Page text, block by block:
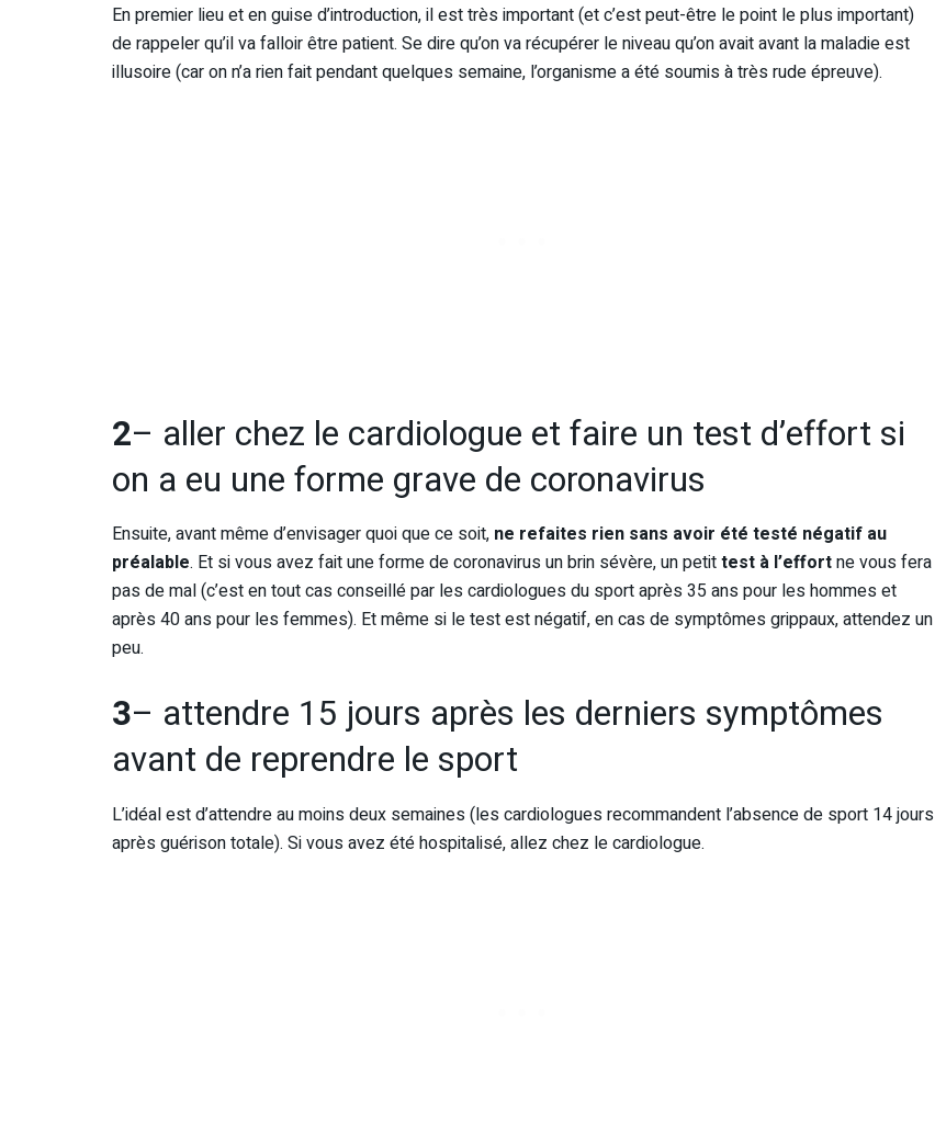
En premier lieu et en guise d’introduction, il est très important (et c’est peut-être le point le plus important)
de rappeler qu’il va falloir être patient. Se dire qu’on va récupérer le niveau qu’on avait avant la maladie est
illusoire (car on n’a rien fait pendant quelques semaine, l’organisme a été soumis à très rude épreuve).
2– aller chez le cardiologue et faire un test d’effort si
on a eu une forme grave de coronavirus
Ensuite, avant même d’envisager quoi que ce soit, ne refaites rien sans avoir été testé négatif au
préalable. Et si vous avez fait une forme de coronavirus un brin sévère, un petittest à l’effortne vous fera
pas de mal (c’est en tout cas conseillé par les cardiologues du sport après 35 ans pour les hommes et
après 40 ans pour les femmes). Et même si le test est négatif, en cas de symptômes grippaux, attendez un
peu.
3– attendre 15 jours après les derniers symptômes
avant de reprendre le sport
L’idéal est d’attendre au moins deux semaines (les cardiologues recommandent l’absence de sport 14 jours
après guérison totale). Si vous avez été hospitalisé, allez chez le cardiologue.